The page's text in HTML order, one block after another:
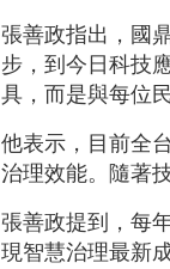
張善政指出，國
步，到今日科技
具，而是與每位
他表示，目前全
治理效能。隨著
張善政提到，每
現智慧治理最新